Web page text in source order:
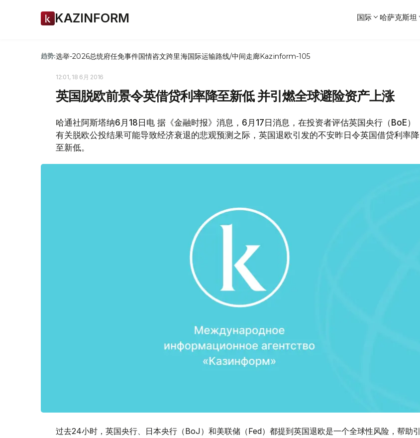
KAZINFORM 国际 哈萨克斯坦
趋势:选举-2026总统府任免事件国情咨文跨里海国际运输路线/中间走廊Kazinform-105
12:01, 18 6月 2016
英国脱欧前景令英借贷利率降至新低 并引燃全球避险资产上涨
哈通社阿斯塔纳6月18日电 据《金融时报》消息，6月17日消息，在投资者评估英国央行（BoE）
有关脱欧公投结果可能导致经济衰退的悲观预测之际，英国退欧引发的不安昨日令英国借贷利率降
至新低。
过去24小时，英国央行、日本央行（BoJ）和美联储（Fed）都提到英国退欧是一个全球性风险，帮助引